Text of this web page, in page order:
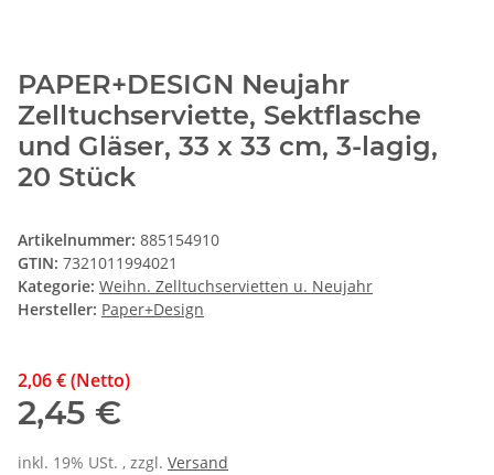
PAPER+DESIGN Neujahr
Zelltuchserviette, Sektflasche
und Gläser, 33 x 33 cm, 3-lagig,
20 Stück
Artikelnummer: 885154910
GTIN: 7321011994021
Kategorie: Weihn. Zelltuchservietten u. Neujahr
Hersteller: Paper+Design
2,06 € (Netto)
2,45 €
inkl. 19% USt. , zzgl. Versand